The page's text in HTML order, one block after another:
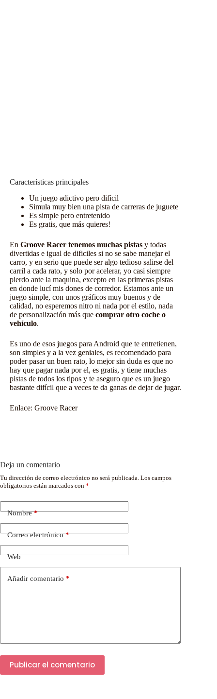
Características principales
Un juego adictivo pero difícil
Simula muy bien una pista de carreras de juguete
Es simple pero entretenido
Es gratis, que más quieres!
En Groove Racer tenemos muchas pistas y todas
divertidas e igual de dificiles si no se sabe manejar el
carro, y en serio que puede ser algo tedioso salirse del
carril a cada rato, y solo por acelerar, yo casi siempre
pierdo ante la maquina, excepto en las primeras pistas
en donde lucí mis dones de corredor. Estamos ante un
juego simple, con unos gráficos muy buenos y de
calidad, no esperemos nitro ni nada por el estilo, nada
de personalización más que comprar otro coche o
vehículo.
Es uno de esos juegos para Android que te entretienen,
son simples y a la vez geniales, es recomendado para
poder pasar un buen rato, lo mejor sin duda es que no
hay que pagar nada por el, es gratis, y tiene muchas
pistas de todos los tipos y te aseguro que es un juego
bastante difícil que a veces te da ganas de dejar de jugar.
Enlace: Groove Racer
Deja un comentario
Tu dirección de correo electrónico no será publicada. Los campos
obligatorios están marcados con *
Nombre*
Correo electrónico*
Web
Añadir comentario *
Publicar el comentario